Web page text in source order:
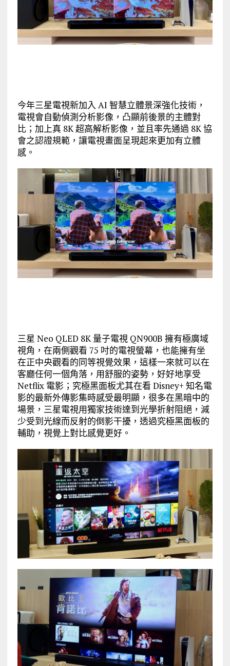
今年三星電視新加入 AI 智慧立體景深強化技術，
電視會自動偵測分析影像，凸顯前後景的主體對
比；加上真 8K 超高解析影像，並且率先通過 8K 協
會之認證規範，讓電視畫面呈現起來更加有立體
感。
三星 Neo QLED 8K 量子電視 QN900B 擁有極廣域
視角，在兩側觀看 75 吋的電視螢幕，也能擁有坐
在正中央觀看的同等視覺效果，這樣一來就可以在
客廳任何一個角落，用舒服的姿勢，好好地享受
Netflix 電影；究極黑面板尤其在看 Disney+ 知名電
影的最新外傳影集時感受最明顯，很多在黑暗中的
場景，三星電視用獨家技術達到光學折射阻絕，減
少受到光線而反射的倒影干擾，透過究極黑面板的
輔助，視覺上對比感覺更好。